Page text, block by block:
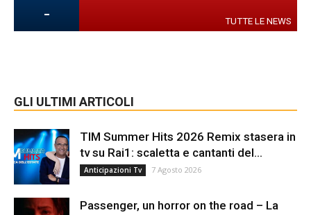
- TUTTE LE NEWS
GLI ULTIMI ARTICOLI
TIM Summer Hits 2026 Remix stasera in
tv su Rai1: scaletta e cantanti del...
Anticipazioni Tv 7 Agosto 2026
Passenger, un horror on the road – La